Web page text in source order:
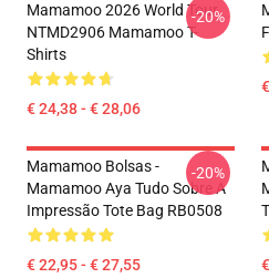
Mamamoo 2026 World Tour
NTMD2906 Mamamoo T-
Shirts
€ 24,38 - € 28,06
-20%
Mamamoo Bolsas -
Mamamoo Aya Tudo Sobre A
Impressão Tote Bag RB0508
€ 22,95 - € 27,55
-20%